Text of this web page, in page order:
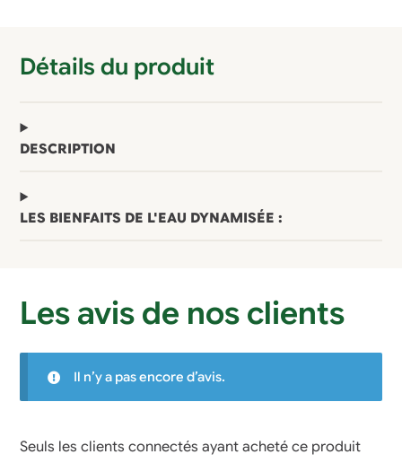
Détails du produit
DESCRIPTION
LES BIENFAITS DE L'EAU DYNAMISÉE :
Les avis de nos clients
Il n’y a pas encore d’avis.
Seuls les clients connectés ayant acheté ce produit